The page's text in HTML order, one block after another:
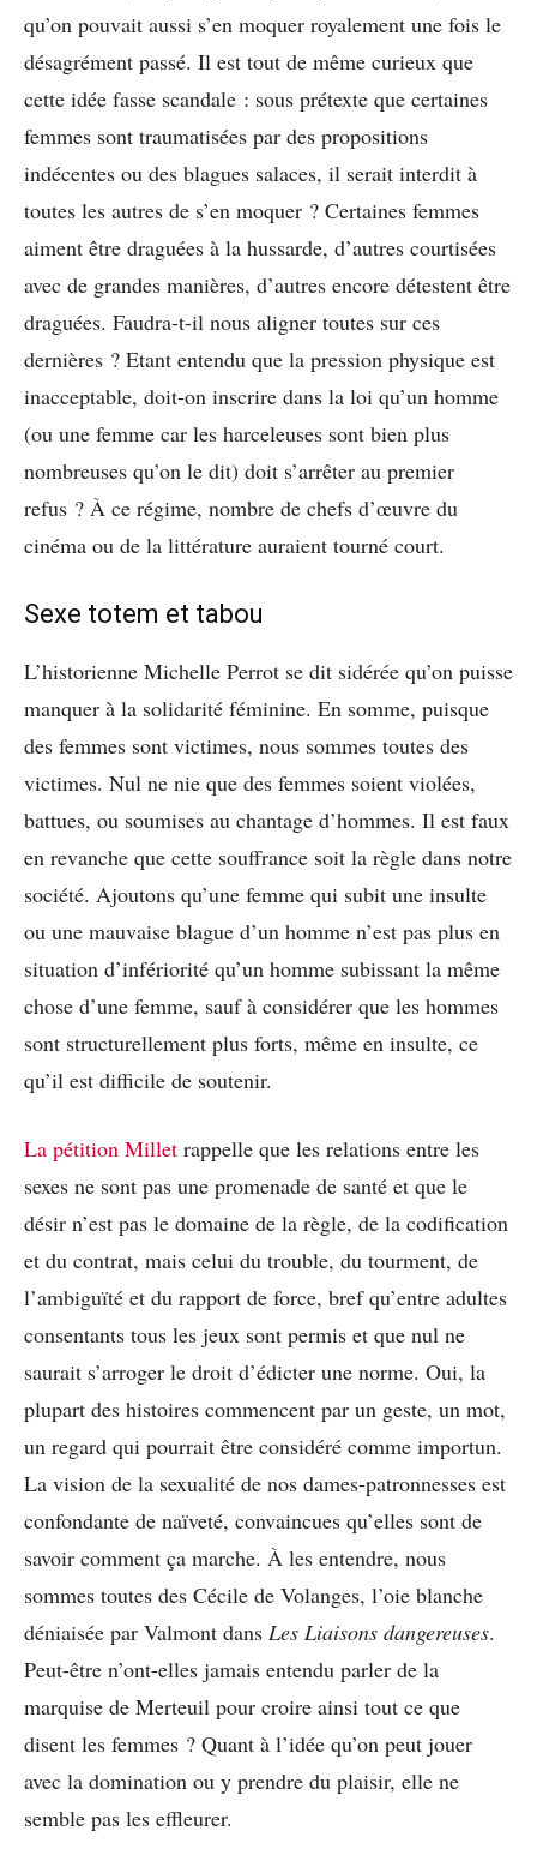
qu’on pouvait aussi s’en moquer royalement une fois le
désagrément passé. Il est tout de même curieux que
cette idée fasse scandale : sous prétexte que certaines
femmes sont traumatisées par des propositions
indécentes ou des blagues salaces, il serait interdit à
toutes les autres de s’en moquer ? Certaines femmes
aiment être draguées à la hussarde, d’autres courtisées
avec de grandes manières, d’autres encore détestent être
draguées. Faudra-t-il nous aligner toutes sur ces
dernières ? Etant entendu que la pression physique est
inacceptable, doit-on inscrire dans la loi qu’un homme
(ou une femme car les harceleuses sont bien plus
nombreuses qu’on le dit) doit s’arrêter au premier
refus ? À ce régime, nombre de chefs d’œuvre du
cinéma ou de la littérature auraient tourné court.
Sexe totem et tabou
L’historienne Michelle Perrot se dit sidérée qu’on puisse
manquer à la solidarité féminine. En somme, puisque
des femmes sont victimes, nous sommes toutes des
victimes. Nul ne nie que des femmes soient violées,
battues, ou soumises au chantage d’hommes. Il est faux
en revanche que cette souffrance soit la règle dans notre
société. Ajoutons qu’une femme qui subit une insulte
ou une mauvaise blague d’un homme n’est pas plus en
situation d’infériorité qu’un homme subissant la même
chose d’une femme, sauf à considérer que les hommes
sont structurellement plus forts, même en insulte, ce
qu’il est difficile de soutenir.
La pétition Millet rappelle que les relations entre les
sexes ne sont pas une promenade de santé et que le
désir n’est pas le domaine de la règle, de la codification
et du contrat, mais celui du trouble, du tourment, de
l’ambiguïté et du rapport de force, bref qu’entre adultes
consentants tous les jeux sont permis et que nul ne
saurait s’arroger le droit d’édicter une norme. Oui, la
plupart des histoires commencent par un geste, un mot,
un regard qui pourrait être considéré comme importun.
La vision de la sexualité de nos dames-patronnesses est
confondante de naïveté, convaincues qu’elles sont de
savoir comment ça marche. À les entendre, nous
sommes toutes des Cécile de Volanges, l’oie blanche
déniaisée par Valmont dans Les Liaisons dangereuses.
Peut-être n’ont-elles jamais entendu parler de la
marquise de Merteuil pour croire ainsi tout ce que
disent les femmes ? Quant à l’idée qu’on peut jouer
avec la domination ou y prendre du plaisir, elle ne
semble pas les effleurer.